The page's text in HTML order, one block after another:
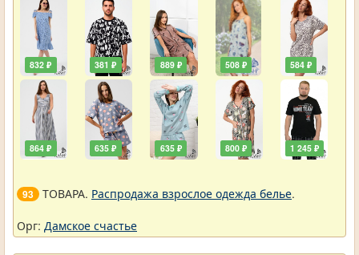
832 ₽
864 ₽
381 ₽
635 ₽
889 ₽
635 ₽
508 ₽
800 ₽
584 ₽
1 245 ₽
93 ТОВАРА. Распродажа взрослое одежда белье.
Орг: Дамское счастье